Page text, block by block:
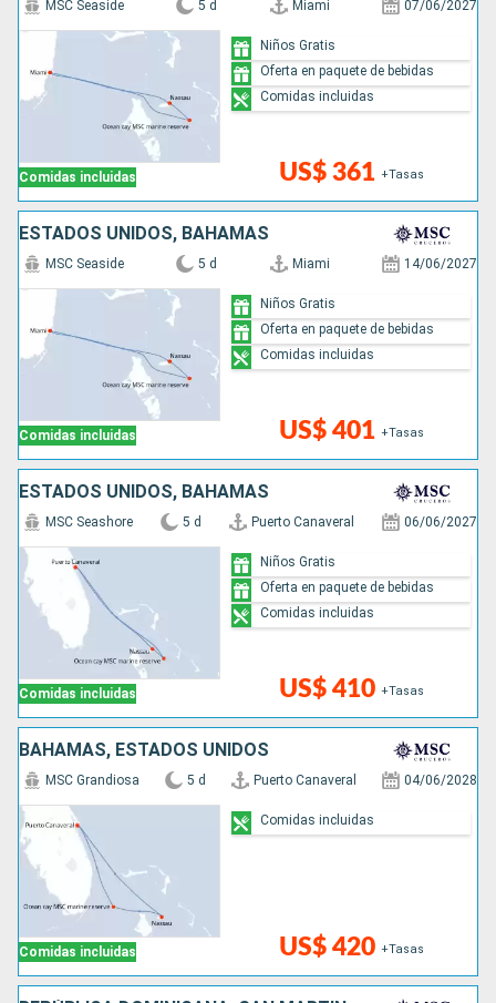
Comidas incluidas
MSC Seaside 5 d Miami 07/06/2027
US$ 361 +Tasas
Niños Gratis
Oferta en paquete de bebidas
Comidas incluidas
ESTADOS UNIDOS, BAHAMAS
Comidas incluidas
MSC Seaside 5 d Miami 14/06/2027
US$ 401 +Tasas
Niños Gratis
Oferta en paquete de bebidas
Comidas incluidas
ESTADOS UNIDOS, BAHAMAS
Comidas incluidas
MSC Seashore 5 d Puerto Canaveral 06/06/2027
US$ 410 +Tasas
Niños Gratis
Oferta en paquete de bebidas
Comidas incluidas
BAHAMAS, ESTADOS UNIDOS
Comidas incluidas
MSC Grandiosa 5 d Puerto Canaveral 04/06/2028
US$ 420 +Tasas
Comidas incluidas